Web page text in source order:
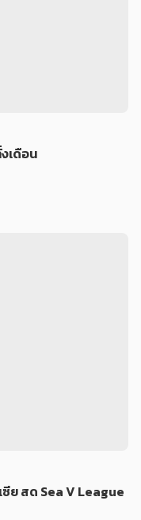
เดือน
ย สด Sea V League